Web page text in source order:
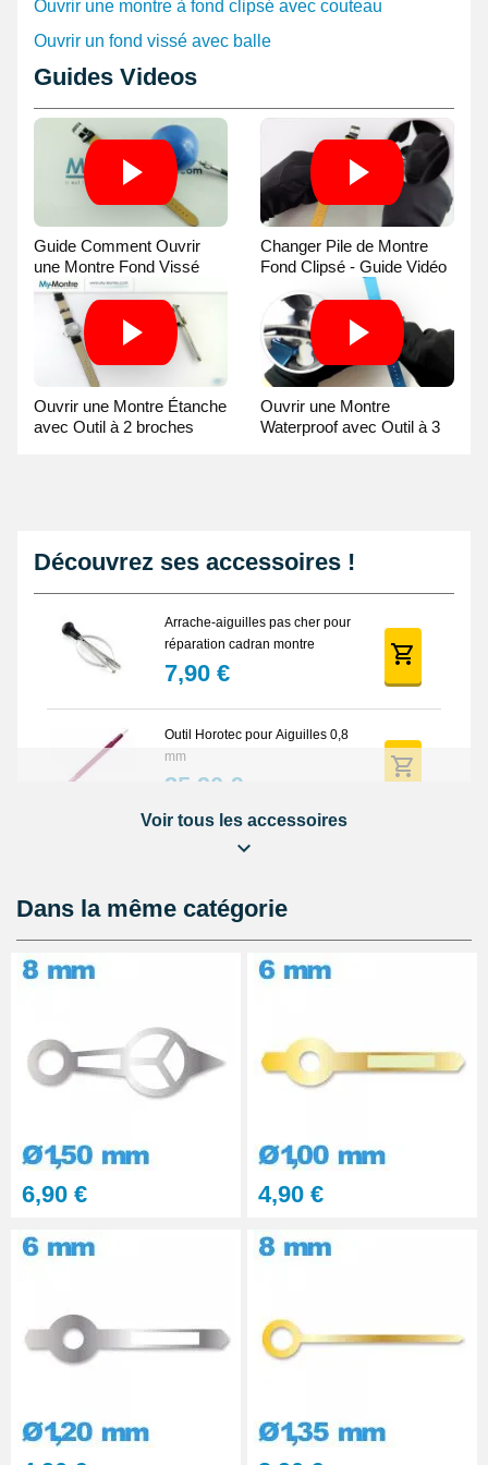
Ouvrir une montre à fond clipsé avec couteau
Ouvrir un fond vissé avec balle
Guides Videos
Guide Comment Ouvrir
une Montre Fond Vissé
avec une Balle
Changer Pile de Montre
Fond Clipsé - Guide Vidéo
Ouvrir une Montre Étanche
avec Outil à 2 broches
Ouvrir une Montre
Waterproof avec Outil à 3
Découvrez ses accessoires !
Arrache-aiguilles pas cher pour
réparation cadran montre
7,90 €
Outil Horotec pour Aiguilles 0,8
mm
35,90 €
Arrache Aiguille Montre
23,90 €
Outil Horotec Aiguilles pour
Montre - diam. 0.50 et 1.00
Outil pour Pose d'Aiguille de
Montre - 0.50 et 1.00 mm
Outil pour remettre Aiguille
Montre - 0,80 / 1,50 mm
7,90 €
Voir tous les accessoires
Dans la même catégorie
6,90 € 4,90 €